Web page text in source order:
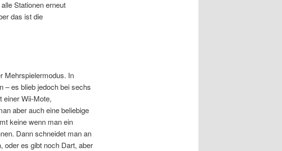
Stationen erneut
das ist die
Mehrspielermodus. In
– es blieb jedoch bei sechs
einer Wii-Mote,
aber auch eine beliebige
keine wenn man ein
Dann schneidet man an
oder es gibt noch Dart, aber